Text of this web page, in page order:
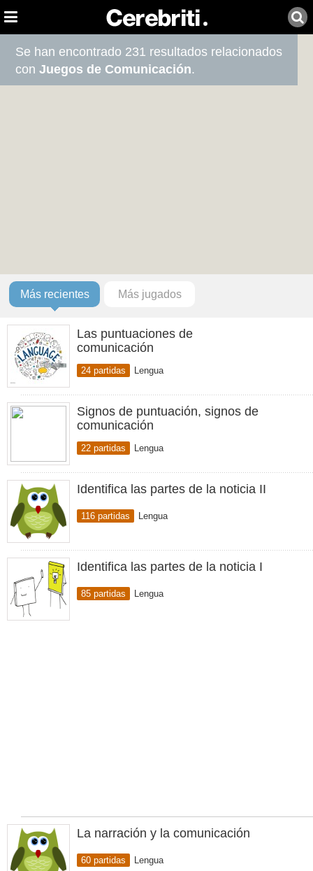
Se han encontrado 231 resultados relacionados
conJuegos de Comunicación.
Más recientes Más jugados
Las puntuaciones de
comunicación
24 partidas Lengua
Signos de puntuación, signos de
comunicación
22 partidas Lengua
Identifica las partes de la noticia II
116 partidas Lengua
Identifica las partes de la noticia I
85 partidas Lengua
La narración y la comunicación
60 partidas Lengua